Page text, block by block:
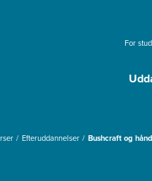
For
Efteruddannelser Bushcraft og